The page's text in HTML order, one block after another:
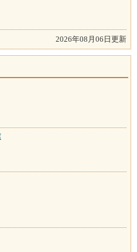
2026年08月06日更新